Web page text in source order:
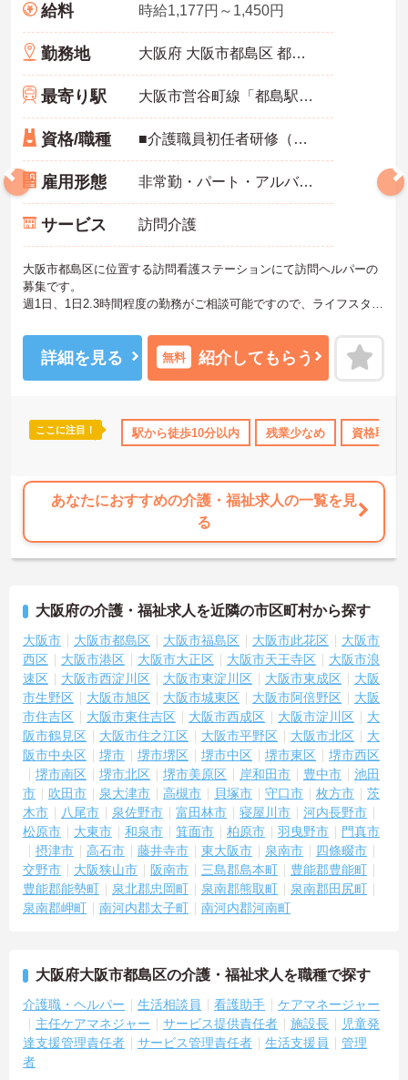
研修制度あり 産休･育休･介護休暇取得実績あり
給料 時給1,177円～1,450円
勤務地 大阪府 大阪市都島区 都島本通4丁目22-9 なないろビルヂング
最寄り駅 大阪市営谷町線「都島駅」徒歩7分
資格/職種 ■介護職員初任者研修（ホームヘルパー2級）以上の資格お持ちの方 ※未経験者応相談
雇用形態 非常勤・パート・アルバイト
サービス 訪問介護
大阪市都島区に位置する訪問看護ステーションにて訪問ヘルパーの
募集です。
週1日、1日2.3時間程度の勤務がご相談可能ですので、ライフスタイ
ご興味ある方には、面接のポイントなど、さらに詳細をお話致しま
すのでお気軽にご相談ください。
詳細を見る 無料 紹介してもらう
ここに注目！ 駅から徒歩10分以内 残業少なめ 資格取得
あなたにおすすめの介護・福祉求人の一覧を見
る
大阪府の介護・福祉求人を近隣の市区町村から探す
大阪市 大阪市都島区 大阪市福島区 大阪市此花区
大阪市
西区
大阪市港区 大阪市大正区 大阪市天王寺区
大阪市浪
速区
大阪市西淀川区 大阪市東淀川区 大阪市東成区
大阪
市生野区
大阪市旭区 大阪市城東区 大阪市阿倍野区
大阪
市住吉区
大阪市東住吉区 大阪市西成区 大阪市淀川区
大
阪市鶴見区
大阪市住之江区 大阪市平野区 大阪市北区
大
阪市中央区
堺市 堺市堺区 堺市中区 堺市東区
堺市西区
堺市南区
堺市北区 堺市美原区 岸和田市 豊中市
池田
市
吹田市 泉大津市 高槻市 貝塚市 守口市 枚方市
茨
木市
八尾市 泉佐野市 富田林市 寝屋川市
河内長野市
松原市
大東市 和泉市 箕面市 柏原市 羽曳野市
門真市
摂津市
高石市 藤井寺市 東大阪市 泉南市
四條畷市
交野市
大阪狭山市 阪南市 三島郡島本町
豊能郡豊能町
豊能郡能勢町
泉北郡忠岡町 泉南郡熊取町
泉南郡田尻町
泉南郡岬町
南河内郡太子町 南河内郡河南町
大阪府大阪市都島区の介護・福祉求人を職種で探す
介護職・ヘルパー 生活相談員 看護助手
ケアマネージャー
主任ケアマネジャー
サービス提供責任者 施設長
児童発
達支援管理責任者
サービス管理責任者 生活支援員
管理
者